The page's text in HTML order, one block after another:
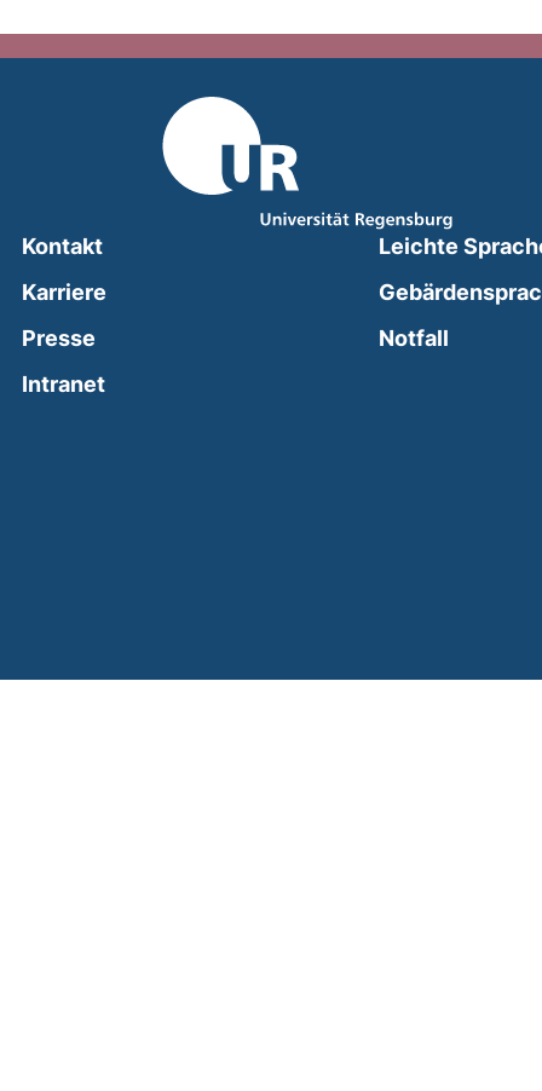
Kontakt
Karriere
Presse
Intranet(external link, opens in a new window)
Leichte
Notfall